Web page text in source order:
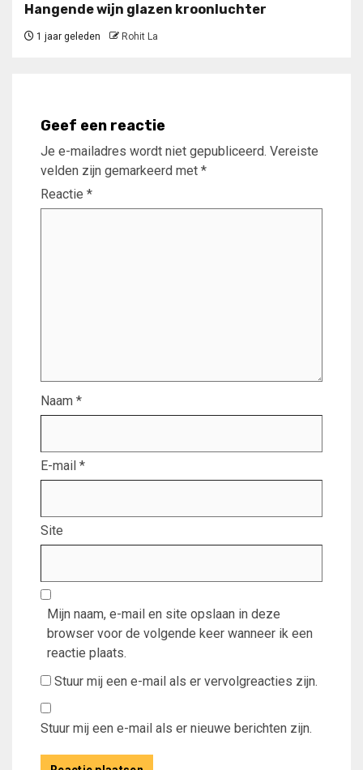
Hangende wijn glazen kroonluchter
1 jaar geleden Rohit La
Geef een reactie
Je e-mailadres wordt niet gepubliceerd. Vereiste
velden zijn gemarkeerd met *
Reactie *
Naam *
E-mail *
Site
Mijn naam, e-mail en site opslaan in deze
browser voor de volgende keer wanneer ik een
reactie plaats.
Stuur mij een e-mail als er vervolgreacties zijn.
Stuur mij een e-mail als er nieuwe berichten zijn.